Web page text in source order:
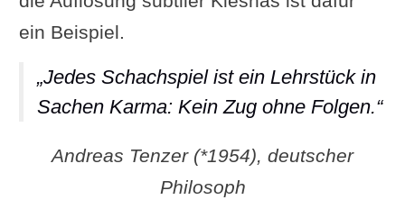
ein Beispiel.
„Jedes Schachspiel ist ein Lehrstück in
Sachen Karma: Kein Zug ohne Folgen.“
Andreas Tenzer (*1954), deutscher
Philosoph